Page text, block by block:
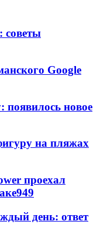
советы
Google
появилось новое
на пляжах
проехал
949
день: ответ